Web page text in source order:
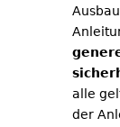
alle
der